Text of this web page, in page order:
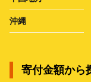
沖縄
寄付金額から